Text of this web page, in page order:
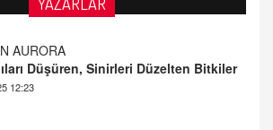
CİVANIM
ve Tatmin: Bir Keşif Yolculuğu
22:51